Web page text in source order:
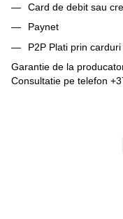
Card de debit sau
Paynet
P2P Plati prin
Garantie de la
Consultatie pe telefon